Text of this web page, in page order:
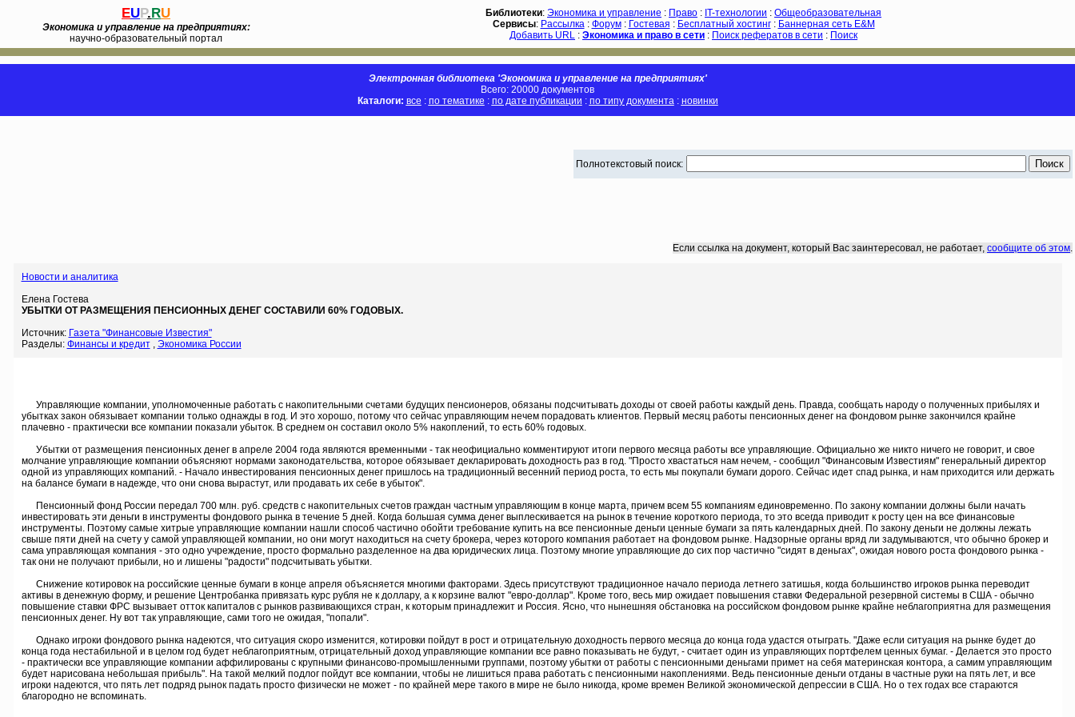
EUP.RU
Экономика и управление на предприятиях:
научно-образовательный портал
Библиотеки: Экономика и управление : Право : IT-технологии : Общеобразовательная
Сервисы: Рассылка: Форум: Гостевая : Бесплатный хостинг: Баннерная сеть E&M
Добавить URL : Экономика и право в сети : Поиск рефератов в сети : Поиск
Электронная библиотека 'Экономика и управление на предприятиях'
Всего: 20000 документов
Каталоги: все : по тематике : по дате публикации : по типу документа: новинки
Полнотекстовый поиск:
Если ссылка на документ, который Вас заинтересовал, не работает, сообщите об этом.
Новости и аналитика
Елена Гостева
УБЫТКИ ОТ РАЗМЕЩЕНИЯ ПЕНСИОННЫХ ДЕНЕГ СОСТАВИЛИ 60% ГОДОВЫХ.
Источник: Газета "Финансовые Известия"
Разделы: Финансы и кредит, Экономика России
Управляющие компании, уполномоченные работать с накопительными счетами будущих пенсионеров, обязаны подсчитывать доходы от своей работы каждый день. Правда, сообщать народу о полученных прибылях и
убытках закон обязывает компании только однажды в год. И это хорошо, потому что сейчас управляющим нечем порадовать клиентов. Первый месяц работы пенсионных денег на фондовом рынке закончился крайне
плачевно - практически все компании показали убыток. В среднем он составил около 5% накоплений, то есть 60% годовых.
Убытки от размещения пенсионных денег в апреле 2004 года являются временными - так неофициально комментируют итоги первого месяца работы все управляющие. Официально же никто ничего не говорит, и свое
молчание управляющие компании объясняют нормами законодательства, которое обязывает декларировать доходность раз в год. "Просто хвастаться нам нечем, - сообщил "Финансовым Известиям" генеральный директор
одной из управляющих компаний. - Начало инвестирования пенсионных денег пришлось на традиционный весенний период роста, то есть мы покупали бумаги дорого. Сейчас идет спад рынка, и нам приходится или держать
на балансе бумаги в надежде, что они снова вырастут, или продавать их себе в убыток".
Пенсионный фонд России передал 700 млн. руб. средств с накопительных счетов граждан частным управляющим в конце марта, причем всем 55 компаниям единовременно. По закону компании должны были начать
инвестировать эти деньги в инструменты фондового рынка в течение 5 дней. Когда большая сумма денег выплескивается на рынок в течение короткого периода, то это всегда приводит к росту цен на все финансовые
инструменты. Поэтому самые хитрые управляющие компании нашли способ частично обойти требование купить на все пенсионные деньги ценные бумаги за пять календарных дней. По закону деньги не должны лежать
свыше пяти дней на счету у самой управляющей компании, но они могут находиться на счету брокера, через которого компания работает на фондовом рынке. Надзорные органы вряд ли задумываются, что обычно брокер и
сама управляющая компания - это одно учреждение, просто формально разделенное на два юридических лица. Поэтому многие управляющие до сих пор частично "сидят в деньгах", ожидая нового роста фондового рынка -
так они не получают прибыли, но и лишены "радости" подсчитывать убытки.
Снижение котировок на российские ценные бумаги в конце апреля объясняется многими факторами. Здесь присутствуют традиционное начало периода летнего затишья, когда большинство игроков рынка переводит
активы в денежную форму, и решение Центробанка привязать курс рубля не к доллару, а к корзине валют "евро-доллар". Кроме того, весь мир ожидает повышения ставки Федеральной резервной системы в США - обычно
повышение ставки ФРС вызывает отток капиталов с рынков развивающихся стран, к которым принадлежит и Россия. Ясно, что нынешняя обстановка на российском фондовом рынке крайне неблагоприятна для размещения
пенсионных денег. Ну вот так управляющие, сами того не ожидая, "попали".
Однако игроки фондового рынка надеются, что ситуация скоро изменится, котировки пойдут в рост и отрицательную доходность первого месяца до конца года удастся отыграть. "Даже если ситуация на рынке будет до
конца года нестабильной и в целом год будет неблагоприятным, отрицательный доход управляющие компании все равно показывать не будут, - считает один из управляющих портфелем ценных бумаг. - Делается это просто
- практически все управляющие компании аффилированы с крупными финансово-промышленными группами, поэтому убытки от работы с пенсионными деньгами примет на себя материнская контора, а самим управляющим
будет нарисована небольшая прибыль". На такой мелкий подлог пойдут все компании, чтобы не лишиться права работать с пенсионными накоплениями. Ведь пенсионные деньги отданы в частные руки на пять лет, и все
игроки надеются, что пять лет подряд рынок падать просто физически не может - по крайней мере такого в мире не было никогда, кроме времен Великой экономической депрессии в США. Но о тех годах все стараются
благородно не вспоминать.